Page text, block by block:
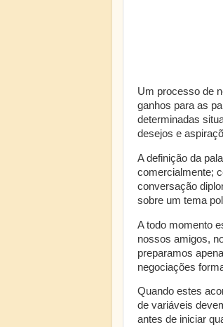
Um processo de
ganhos para as
determinadas
desejos e
A definição da
comercialmente;
conversação
sobre um tema
A todo momento
nossos amigos,
preparamos
negociações
Quando estes
de variáveis
antes de iniciar